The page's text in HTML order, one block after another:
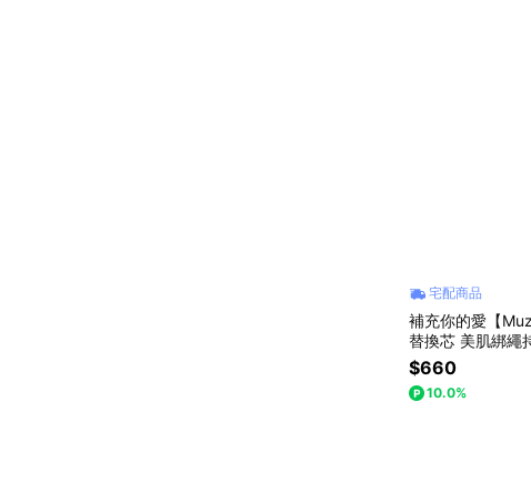
宅配商品
補充你的愛【
替換芯 美肌綁繩
容 #女生送禮 #生
$660
10.0%